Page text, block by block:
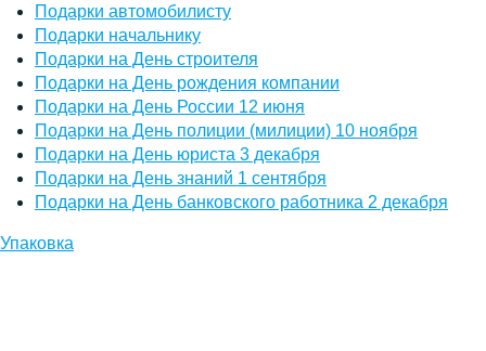
Подарки автомобилисту
Подарки начальнику
Подарки на День строителя
Подарки на День рождения компании
Подарки на День России 12 июня
Подарки на День полиции (милиции) 10 ноября
Подарки на День юриста 3 декабря
Подарки на День знаний 1 сентября
Подарки на День банковского работника 2 декабря
Упаковка